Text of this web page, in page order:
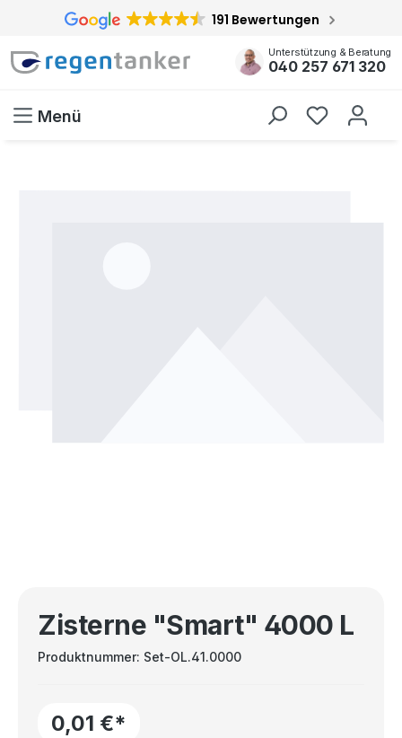
springen 191 Bewertungen
Unterstützung & Beratung
040 257 671 320
Menü
Zisterne "Smart" 4000 L
Produktnummer: Set-OL.41.0000
0,01 €*